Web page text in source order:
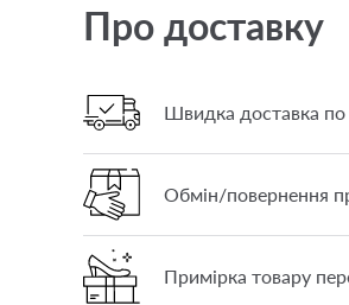
Про доставку
Швидка доставка по
Обмін/повернення
Примірка товару